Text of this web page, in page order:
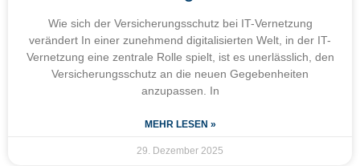
Wie sich der Versicherungsschutz bei IT-Vernetzung
verändert In einer zunehmend digitalisierten Welt, in der IT-
Vernetzung eine zentrale Rolle spielt, ist es unerlässlich, den
Versicherungsschutz an die neuen Gegebenheiten
anzupassen. In
MEHR LESEN »
29. Dezember 2025